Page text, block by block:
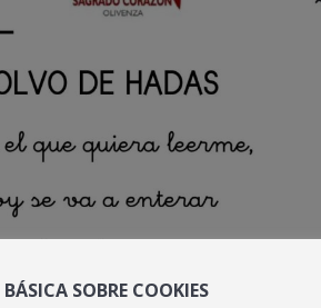
SOBRE COOKIES